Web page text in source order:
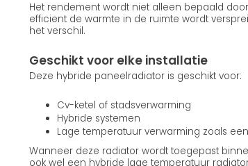
Het rendement wordt niet alleen bepaald
efficient de warmte in de ruimte wordt
het verschil.
Geschikt voor elke installatie
Deze hybride paneelradiator is geschikt voor:
Cv-ketel of stadsverwarming
Hybride systemen
Lage temperatuur verwarming zoals
Wanneer deze radiator wordt toegepast
ook wel een hybride lage temperatuur